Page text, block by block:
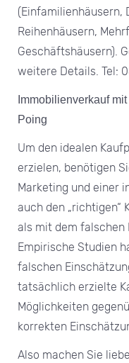
(Einfamilienhäusern,
Reihenhäusern,
Geschäftshäusern).
weitere Details. Tel:
Immobilienverkauf
Poing
Um den idealen
erzielen, benötigen
Marketing und einer
auch den „richtigen“
als mit dem falschen
Empirische Studien
falschen
tatsächlich erzielte
Möglichkeiten
korrekten
Also machen Sie